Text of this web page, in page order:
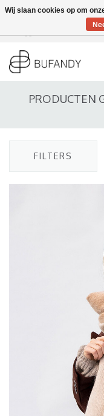
DE /
PRODUCTEN
FILTERS
Wij slaan cookies op om